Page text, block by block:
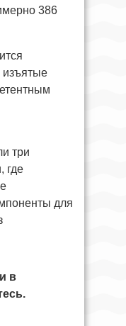
386
три
где
для
в